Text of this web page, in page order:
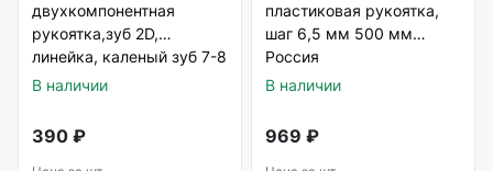
двухкомпонентная
рукоятка,зуб 2D,
линейка, каленый зуб 7-8
TPI 450мм Sparta
В наличии
390 ₽
пластиковая рукоятка,
шаг 6,5 мм 500 мм
Россия
В наличии
969 ₽